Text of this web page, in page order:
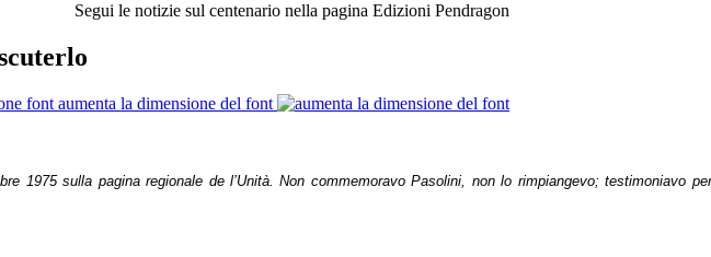
Segui le notizie sul centenario nella pagina Edizioni Pendragon
aumenta la dimensione del font
1975 sulla pagina regionale de l’Unità. Non commemoravo Pasolini, non lo rimpiangevo; testimoniavo